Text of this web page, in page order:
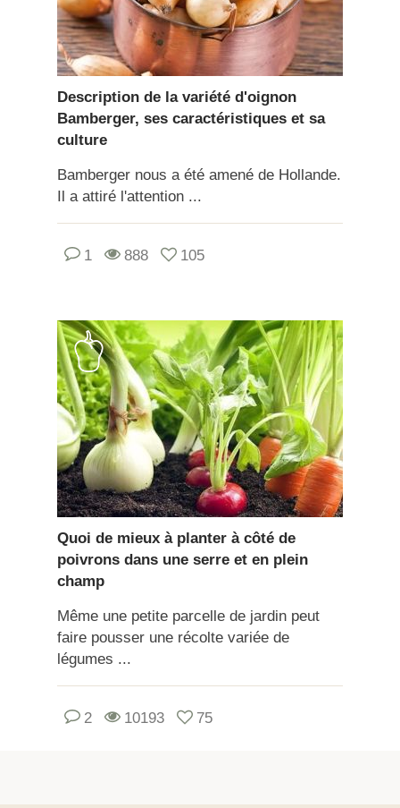
Description de la variété d'oignon
Bamberger, ses caractéristiques et sa
culture
Bamberger nous a été amené de Hollande.
Il a attiré l'attention ...
1 888 105
Quoi de mieux à planter à côté de
poivrons dans une serre et en plein
champ
Même une petite parcelle de jardin peut
faire pousser une récolte variée de
légumes ...
2 10193 75